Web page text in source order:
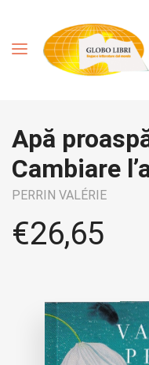
Apă
Cambiare
PERRIN VALÉRIE
€26,65